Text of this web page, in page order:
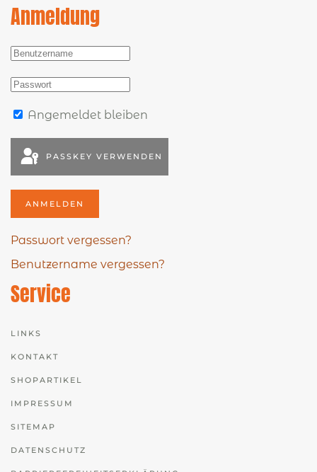
Anmeldung
Angemeldet bleiben
PASSKEY VERWENDEN
ANMELDEN
Passwort vergessen?
Benutzername vergessen?
Service
LINKS
KONTAKT
SHOPARTIKEL
IMPRESSUM
SITEMAP
DATENSCHUTZ